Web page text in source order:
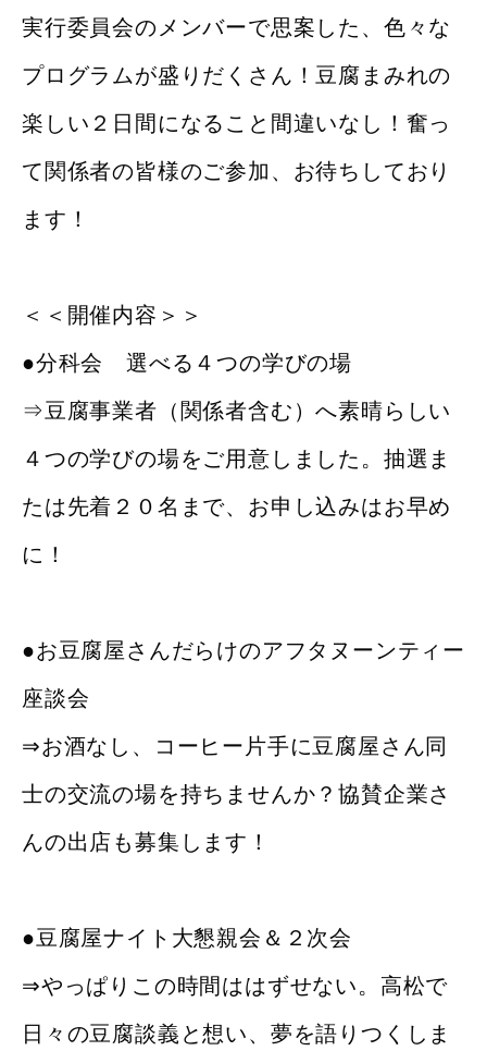
実行委員会のメンバーで思案した、色々な
プログラムが盛りだくさん！豆腐まみれの
楽しい２日間になること間違いなし！ 奮っ
て関係者の皆様のご参加、お待ちしており
ます！
＜＜開催内容＞＞
●分科会 選べる４つの学びの場
⇒豆腐事業者（関係者含む）へ素晴らしい
４つの学びの場をご用意しました。抽選ま
たは先着２０名まで、お申し込みはお早め
に！
●お豆腐屋さんだらけのアフタヌーンティー
座談会
⇒お酒なし、コーヒー片手に豆腐屋さん同
士の交流の場を持ちませんか？協賛企業さ
んの出店も募集します！
●豆腐屋ナイト大懇親会＆２次会
⇒やっぱりこの時間ははずせない。高松で
日々の豆腐談義と想い、夢を語りつくしま